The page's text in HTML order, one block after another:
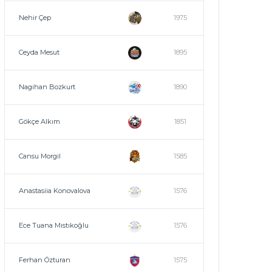
Nehir Çep 1975
Ceyda Mesut 1895
Nagihan Bozkurt 1890
Gökçe Alkım 1851
Cansu Morgil 1585
Anastasiia Konovalova 1576
Ece Tuana Mıstıkoğlu 1576
Ferhan Özturan 1575